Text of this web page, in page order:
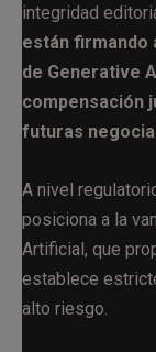
integridad
están firmando
de Generative
compensación
futuras
A nivel
posiciona a la
Artificial, que
establece
alto riesgo.